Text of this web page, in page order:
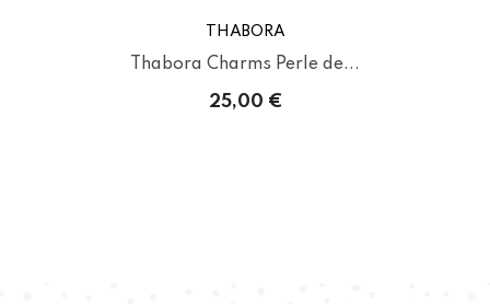
THABORA
Thabora Charms Perle de...
25,00 €